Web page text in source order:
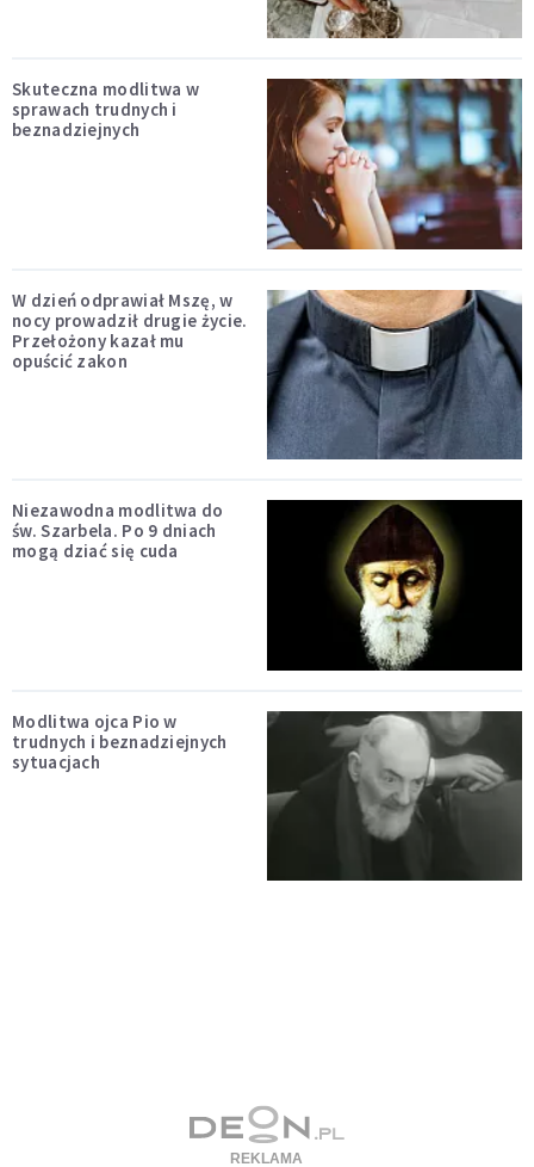
Skuteczna modlitwa w
sprawach trudnych i
beznadziejnych
W dzień odprawiał Mszę, w
nocy prowadził drugie życie.
Przełożony kazał mu
opuścić zakon
Niezawodna modlitwa do
św. Szarbela. Po 9 dniach
mogą dziać się cuda
Modlitwa ojca Pio w
trudnych i beznadziejnych
sytuacjach